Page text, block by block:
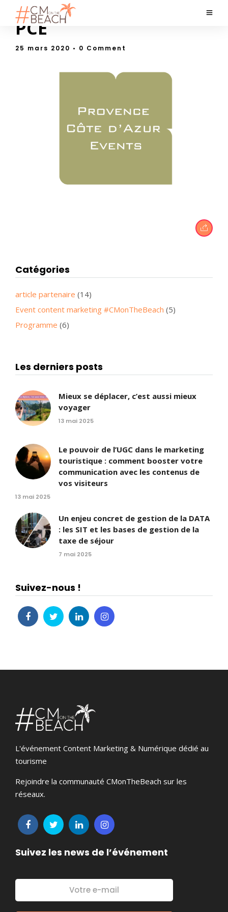
PCE
25 mars 2020 • 0 Comment
Catégories
article partenaire (14)
Event content marketing #CMonTheBeach (5)
Programme (6)
Les derniers posts
Mieux se déplacer, c’est aussi mieux
voyager
13 mai 2025
Le pouvoir de l’UGC dans le marketing
touristique : comment booster votre
communication avec les contenus de
vos visiteurs
13 mai 2025
Un enjeu concret de gestion de la DATA
: les SIT et les bases de gestion de la
taxe de séjour
7 mai 2025
Suivez-nous !
L'événement Content Marketing & Numérique dédié au
tourisme
Rejoindre la communauté CMonTheBeach sur les
réseaux.
Suivez les news de l’événement